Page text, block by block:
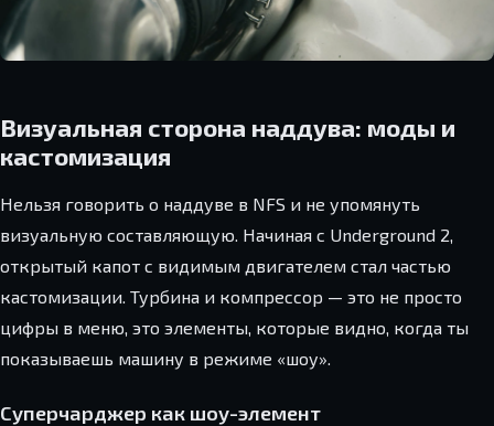
Визуальная сторона наддува: моды и
кастомизация
Нельзя говорить о наддуве в NFS и не упомянуть
визуальную составляющую. Начиная с Underground 2,
открытый капот с видимым двигателем стал частью
кастомизации. Турбина и компрессор — это не просто
цифры в меню, это элементы, которые видно, когда ты
показываешь машину в режиме «шоу».
Суперчарджер как шоу-элемент